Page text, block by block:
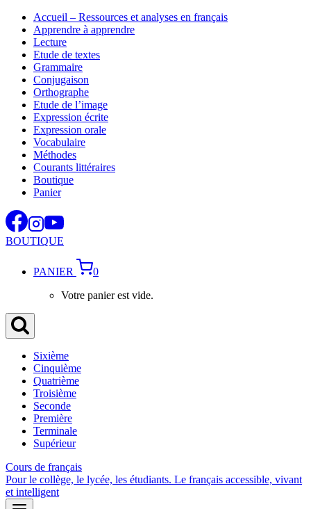
Aller
contenu
Accueil – Ressources et analyses en français
Apprendre à apprendre
Lecture
Etude de textes
Grammaire
Conjugaison
Orthographe
Etude de l’image
Expression écrite
Expression orale
Vocabulaire
Méthodes
Courants littéraires
Boutique
Panier
BOUTIQUE
PANIER
0
Votre panier est vide.
Sixième
Cinquième
Quatrième
Troisième
Seconde
Première
Terminale
Supérieur
Cours de français
Pour le collège, le lycée, les étudiants. Le français accessible, vivant
et intelligent